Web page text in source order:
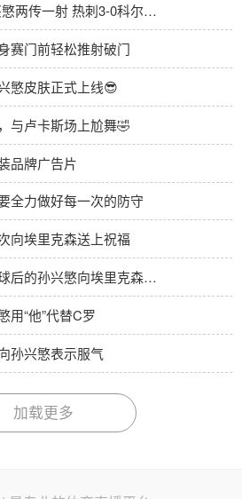
【集锦】热身赛-孙兴慜两传一射 热刺3-0科尔切斯特联
赛门前轻松推射破门
慜皮肤正式上线😎
与卢卡斯场上尬舞🤣
品牌广告片
全力做好每一次的防守
向埃里克森送上祝福
孙兴慜点球破门！进球后的孙兴慜向埃里克森送上祝福
用“他”代替C罗
孙兴慜表示服气
加载更多